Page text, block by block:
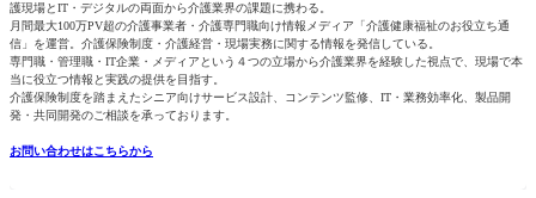
護現場とIT・デジタルの両面から介護業界の課題に携わる。
月間最大100万PV超の介護事業者・介護専門職向け情報メディア「介護健康福祉のお役立ち通
信」を運営。介護保険制度・介護経営・現場実務に関する情報を発信している。
専門職・管理職・IT企業・メディアという４つの立場から介護業界を経験した視点で、現場で本
当に役立つ情報と実践の提供を目指す。
介護保険制度を踏まえたシニア向けサービス設計、コンテンツ監修、IT・業務効率化、製品開
発・共同開発のご相談を承っております。
お問い合わせはこちらから